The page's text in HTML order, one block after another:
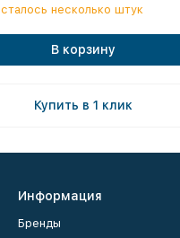
несколько штук
В корзину
Купить в 1 клик
Информация
Бренды